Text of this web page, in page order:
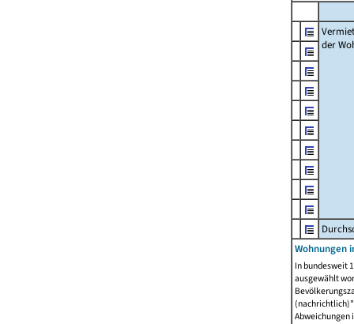
der
Wohnungen
In bundesweit
ausgewählt
Abweichungen